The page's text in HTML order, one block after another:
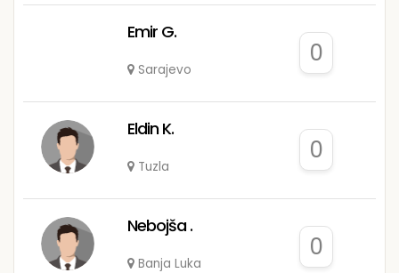
Emir G.
Sarajevo
0
Eldin K.
Tuzla
0
Nebojša .
Banja Luka
0